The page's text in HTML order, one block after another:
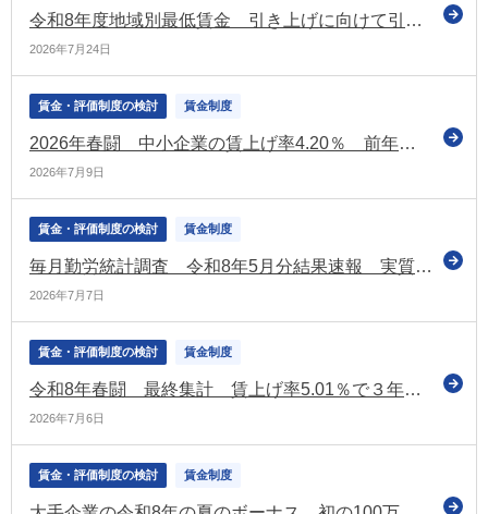
令和8年度地域別最低賃金 引き上げに向けて引き続き議論（第4回目の中央最低賃金審議会（小委員会）を開催）
2026年7月24日
賃金・評価制度の検討 賃金制度
2026年春闘 中小企業の賃上げ率4.20％ 前年から低下 大手企業との差も拡大（経団連の第1回集計）
2026年7月9日
賃金・評価制度の検討 賃金制度
毎月勤労統計調査 令和8年5月分結果速報 実質賃金1.4％増 5か月連続プラス
2026年7月7日
賃金・評価制度の検討 賃金制度
令和8年春闘 最終集計 賃上げ率5.01％で３年連続5％台を達成 中小は4.69％で昨年同時期を上回る（連合）
2026年7月6日
賃金・評価制度の検討 賃金制度